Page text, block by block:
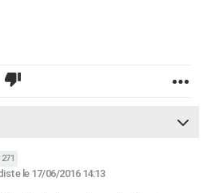
271
le 17/06/2016 14:13